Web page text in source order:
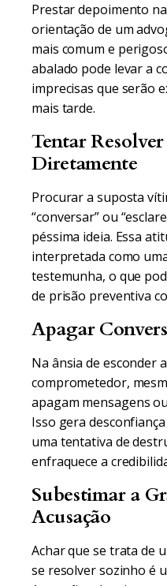
Prestar depoimento
orientação de um
mais comum e
abalado pode levar a
imprecisas que serão
mais tarde.
Tentar
Diretamente
Procurar a suposta
“conversar” ou
péssima ideia. Essa
interpretada como
testemunha, o que
de prisão preventiva
Apagar
Na ânsia de esconder
comprometedor,
apagam mensagens
Isso gera
uma tentativa de
enfraquece a
Subestimar a
Acusação
Achar que se trata de
se resolver sozinho é